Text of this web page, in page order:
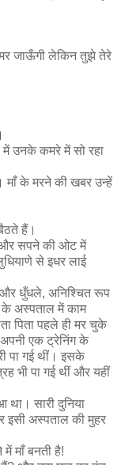
जाऊँगी लेकिन तुझे तेरे
में उनके कमरे में सो रहा
माँ के मरने की खबर उन्हें
हैं।
और सपने की ओट में
से इधर लाई
धुँधले, अनिश्चित रूप
के अस्पताल में काम
पिता पहले ही मर चुके
एक ट्रेनिंग के
पा गई थीं। इसके
भी पा गई थीं और यहीं
था। सारी दुनिया
इसी अस्पताल की मुहर
माँ बनती है!